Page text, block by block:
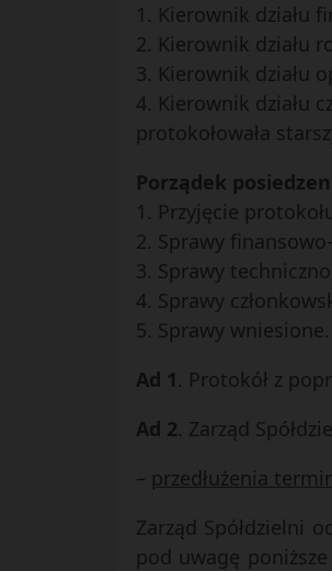
1. Kierownik działu
2. Kierownik działu
3. Kierownik działu
4. Kierownik działu
protokołowała
Porządek
1. Przyjęcie
2. Sprawy
3. Sprawy
4. Sprawy
5. Sprawy wniesione.
Ad 1 . Protokół z
Ad 2. Zarząd
– przedłużenia
Zarząd Spółdzielni
pod uwagę